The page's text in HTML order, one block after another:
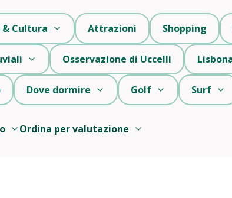
Ordina per valutazione
Cultura Attrazioni Shopping
Osservazione di Uccelli
Dove dormire Golf Surf